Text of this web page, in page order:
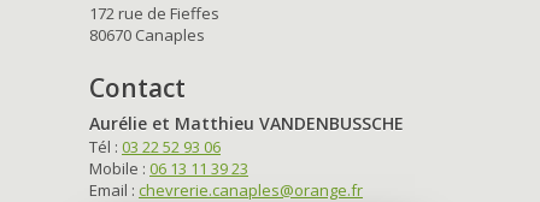
172 rue de Fieffes
80670 Canaples
Contact
Aurélie et Matthieu VANDENBUSSCHE
Tél : 03 22 52 93 06
Mobile : 06 13 11 39 23
Email : chevrerie.canaples@orange.fr